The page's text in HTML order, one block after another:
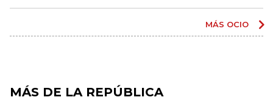
MÁS OCIO
MÁS DE LA REPÚBLICA